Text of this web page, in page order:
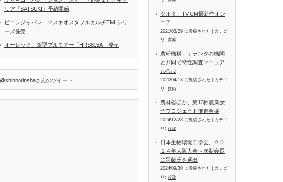
リア「SATSUKI」予約開始
ビコンジャパン、マスキオスタブルカルチTMLシリ
ーズ発売
オーレック、新型ブルモアー「HRS815A」発売
@shinnorinshaさんのツイート
クボタ、TV-CM最新作オン
エア
2021/03/29 に投稿された
カテゴ
リ: 業界
農研機構、オランダの機関
と共同で特性調査マニュア
ル作成
2020/04/13 に投稿された
カテゴ
リ: 技術
農林省ほか、第13回農業女
子プロジェクト推進会議
2024/12/23 に投稿された
カテゴ
リ: 行政
日本生物環境工学会、２０
２４年大阪大会～次期会長
に羽藤氏を選出
2024/09/30 に投稿された
カテゴ
リ: 行政